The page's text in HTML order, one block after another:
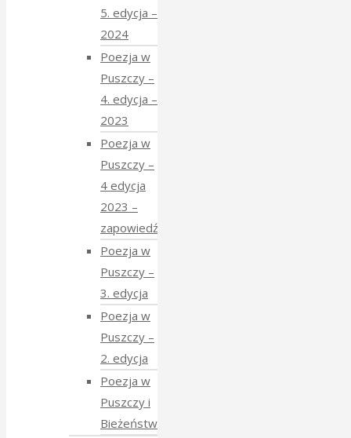
5. edycja –
2024
Poezja w
Puszczy –
4. edycja –
2023
Poezja w
Puszczy –
4 edycja
2023 –
zapowiedź
Poezja w
Puszczy –
3. edycja
Poezja w
Puszczy –
2. edycja
Poezja w
Puszczy i
Bieżeństwo